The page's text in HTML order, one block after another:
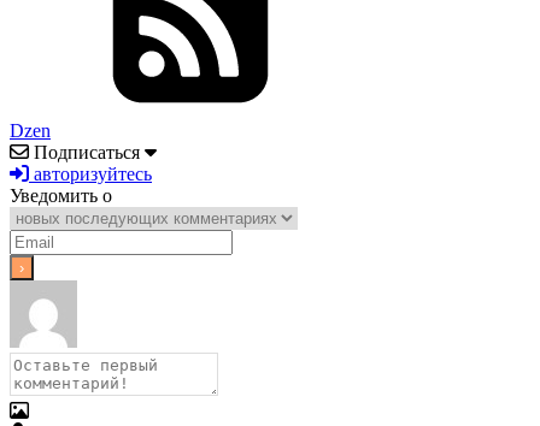
Dzen
Подписаться
авторизуйтесь
Уведомить о